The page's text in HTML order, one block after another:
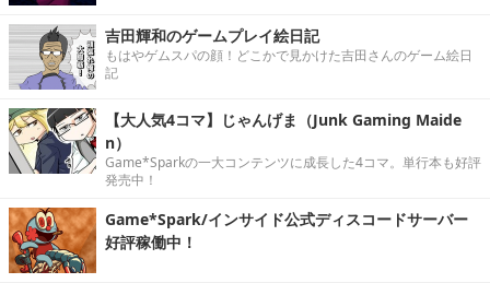
吉田輝和のゲームプレイ絵日記
もはやゲムスパの顔！どこかで見かけた吉田さんのゲーム絵日
記
【大人気4コマ】じゃんげま（Junk Gaming Maide
n）
Game*Sparkの一大コンテンツに成長した4コマ。単行本も好評
発売中！
Game*Spark/インサイド公式ディスコードサーバー
好評稼働中！